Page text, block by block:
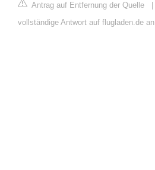
Antrag auf Entfernung der Quelle
vollständige Antwort auf flugladen.de an